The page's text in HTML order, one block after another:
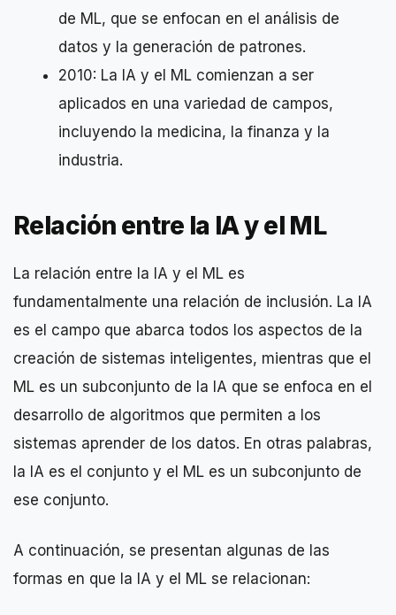
de ML, que se enfocan en el análisis de
datos y la generación de patrones.
2010: La IA y el ML comienzan a ser
aplicados en una variedad de campos,
incluyendo la medicina, la finanza y la
industria.
Relación entre la IA y el ML
La relación entre la IA y el ML es
fundamentalmente una relación de inclusión. La IA
es el campo que abarca todos los aspectos de la
creación de sistemas inteligentes, mientras que el
ML es un subconjunto de la IA que se enfoca en el
desarrollo de algoritmos que permiten a los
sistemas aprender de los datos. En otras palabras,
la IA es el conjunto y el ML es un subconjunto de
ese conjunto.
A continuación, se presentan algunas de las
formas en que la IA y el ML se relacionan: